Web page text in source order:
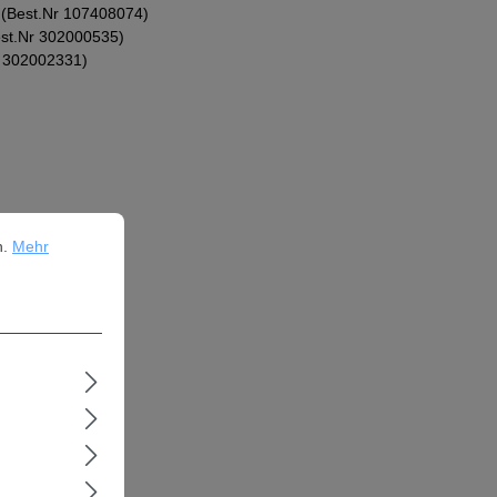
107408074)
302000535)
Informationen ...
Mehr